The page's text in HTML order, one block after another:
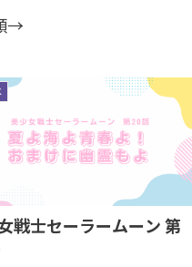
→
戦士セーラームーン 第